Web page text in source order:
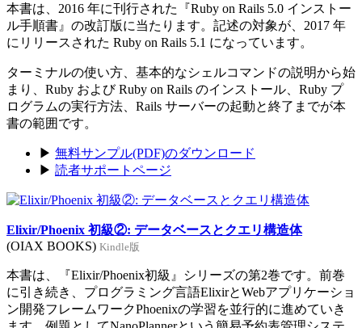
本書は、2016 年に刊行された『Ruby on Rails 5.0 インストー
ル手順書』の改訂版に当たります。記述の対象が、2017 年
にリリースされた Ruby on Rails 5.1 になっています。
ターミナルの使い方、基本的なシェルコマンドの説明から始
まり、Ruby および Ruby on Rails のインストール、Ruby プ
ログラムの実行方法、Rails サーバーの起動と終了までが本
書の範囲です。
▶ 無料サンプル(PDF)のダウンロード
▶ 読者サポートページ
Elixir/Phoenix 初級②: データベースとクエリ構造体
(OIAX BOOKS) Kindle版
本書は、『Elixir/Phoenix初級』シリーズの第2巻です。前巻
に引き続き、プログラミング言語ElixirとWebアプリケーショ
ン開発フレームワークPhoenixの学習を並行的に進めていき